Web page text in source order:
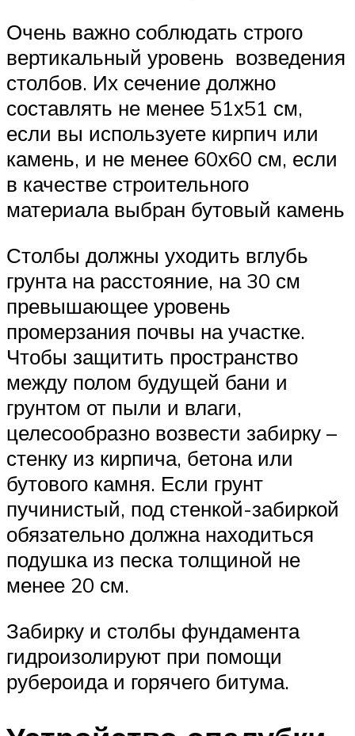
Очень важно соблюдать строго
вертикальный уровень возведения
столбов. Их сечение должно
составлять не менее 51х51 см,
если вы используете кирпич или
камень, и не менее 60х60 см, если
в качестве строительного
материала выбран бутовый камень
Столбы должны уходить вглубь
грунта на расстояние, на 30 см
превышающее уровень
промерзания почвы на участке.
Чтобы защитить пространство
между полом будущей бани и
грунтом от пыли и влаги,
целесообразно возвести забирку –
стенку из кирпича, бетона или
бутового камня. Если грунт
пучинистый, под стенкой-забиркой
обязательно должна находиться
подушка из песка толщиной не
менее 20 см.
Забирку и столбы фундамента
гидроизолируют при помощи
рубероида и горячего битума.